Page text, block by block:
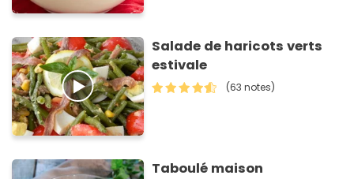
Salade de haricots verts
estivale
(63 notes)
Taboulé maison